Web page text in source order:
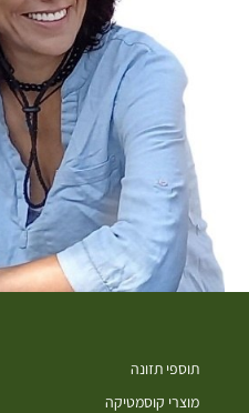
תוספי תזונה
מוצרי קוסמטיקה